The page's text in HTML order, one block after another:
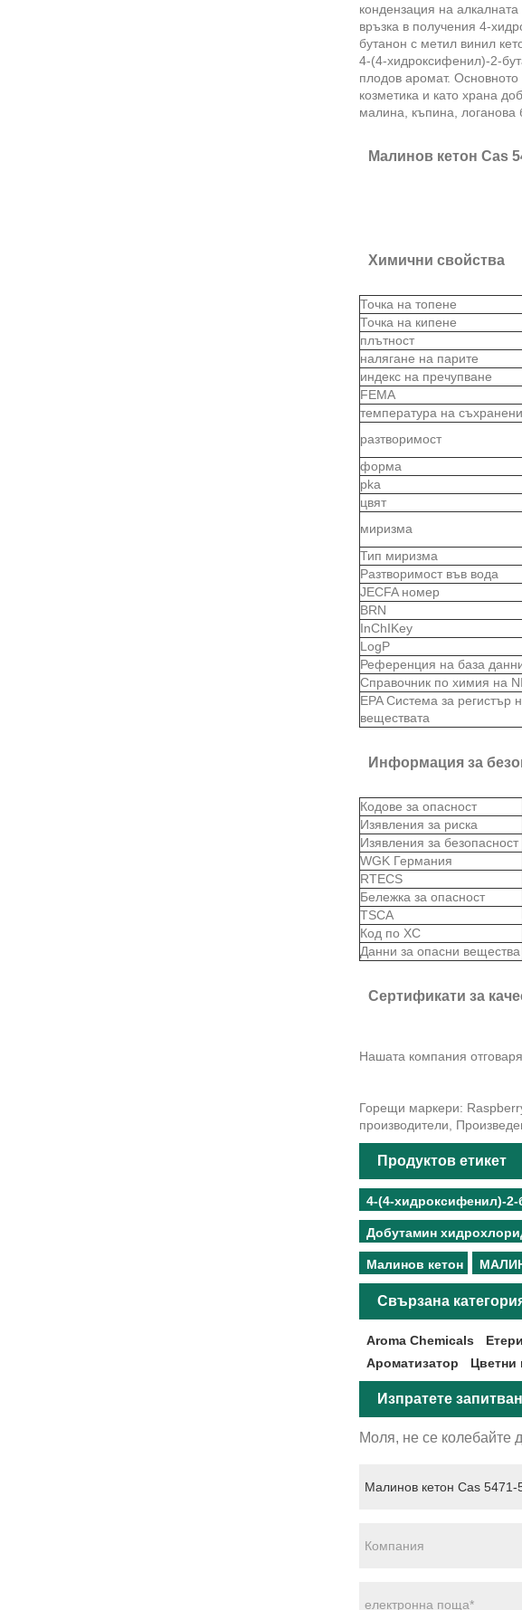
кондензация на
връзка в получения 4-
бутанон с метил винил
4-(4-хидроксифенил)-2-
плодов аромат.
козметика и като храна
малина, къпина, логанова
Малинов кетон Cas
Химични свойства
Точка на топене
Точка на кипене
плътност
налягане на парите
индекс на пречупване
FEMA
температура на
разтворимост
форма
pka
цвят
миризма
Тип миризма
Разтворимост във вода
JECFA номер
BRN
InChIKey
LogP
Референция на база
Справочник по химия на
EPA Система за регистър
веществата
Информация за
Кодове за опасност
Изявления за риска
Изявления за безопасност
WGK Германия
RTECS
Бележка за опасност
TSCA
Код по ХС
Данни за опасни вещества
Сертификати за
Нашата компания
Горещи маркери:
производители,
Продуктов етикет
4-(4-хидроксифенил)-2-
Добутамин
Малинов кетон
Свързана
Aroma Chemicals
Ароматизатор
Цветни
Изпратете
Моля, не се колебайте